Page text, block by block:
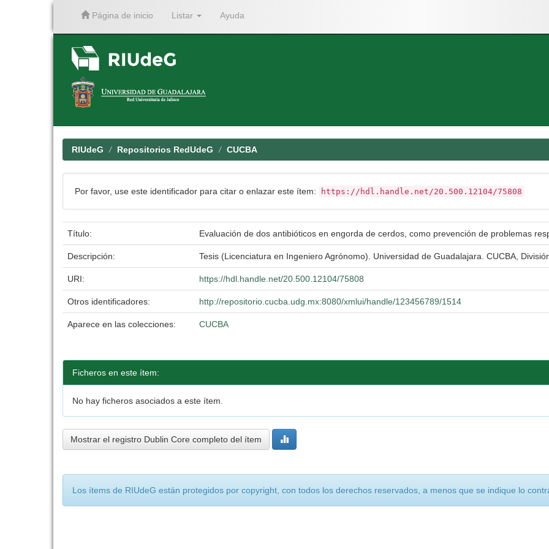
Página de inicio Listar Ayuda
RIUdeG Repositorios RedUdeG CUCBA
Por favor, use este identificador para citar o enlazar este ítem: https://hdl.handle.net/20.500.12104/75808
Título: Evaluación de dos antibióticos en engorda de cerdos, como prevención de problemas
Descripción: Tesis (Licenciatura en Ingeniero Agrónomo). Universidad de Guadalajara. CUCBA,
URI: https://hdl.handle.net/20.500.12104/75808
Otros identificadores: http://repositorio.cucba.udg.mx:8080/xmlui/handle/123456789/1514
Aparece en las colecciones: CUCBA
Ficheros en este ítem:
No hay ficheros asociados a este ítem.
Mostrar el registro Dublin Core completo del ítem
Los ítems de RIUdeG están protegidos por copyright, con todos los derechos reservados, a menos que se indique lo